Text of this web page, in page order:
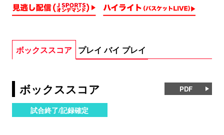
ボックススコア プレイ バイ プレイ
ボックススコア PDF
試合終了/記録確定